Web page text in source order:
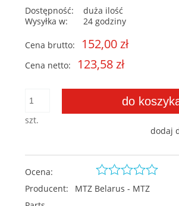
Dostępność:
duża ilość
Wysyłka w:
24 godziny
Cena brutto: 152,00 zł
Cena netto: 123,58 zł
szt.
do
dodaj
Ocena:
Producent:
MTZ Belarus - MTZ